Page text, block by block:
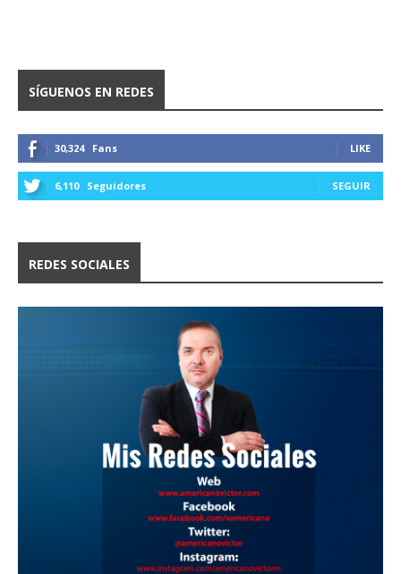
SÍGUENOS EN REDES
30,324 Fans LIKE
6,110 Seguidores SEGUIR
REDES SOCIALES